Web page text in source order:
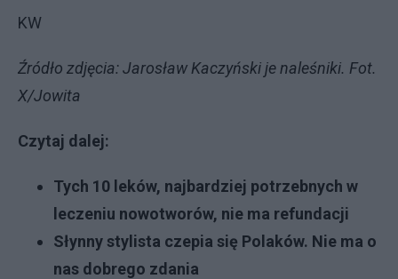
KW
Źródło zdjęcia: Jarosław Kaczyński je naleśniki. Fot.
X/Jowita
Czytaj dalej:
Tych 10 leków, najbardziej potrzebnych w
leczeniu nowotworów, nie ma refundacji
Słynny stylista czepia się Polaków. Nie ma o
nas dobrego zdania